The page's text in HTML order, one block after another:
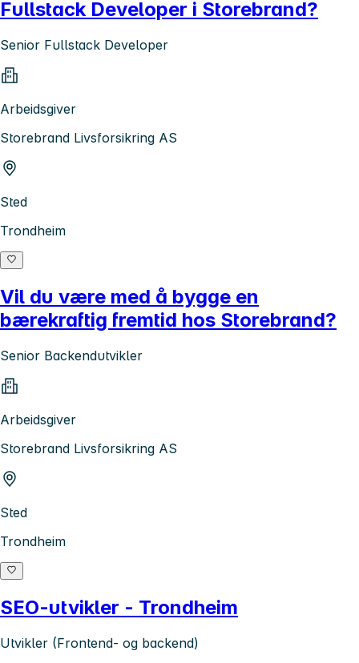
Fullstack Developer i Storebrand?
Senior Fullstack Developer
Arbeidsgiver
Storebrand Livsforsikring AS
Sted
Trondheim
Vil du være med å bygge en
bærekraftig fremtid hos Storebrand?
Senior Backendutvikler
Arbeidsgiver
Storebrand Livsforsikring AS
Sted
Trondheim
SEO-utvikler - Trondheim
Utvikler (Frontend- og backend)